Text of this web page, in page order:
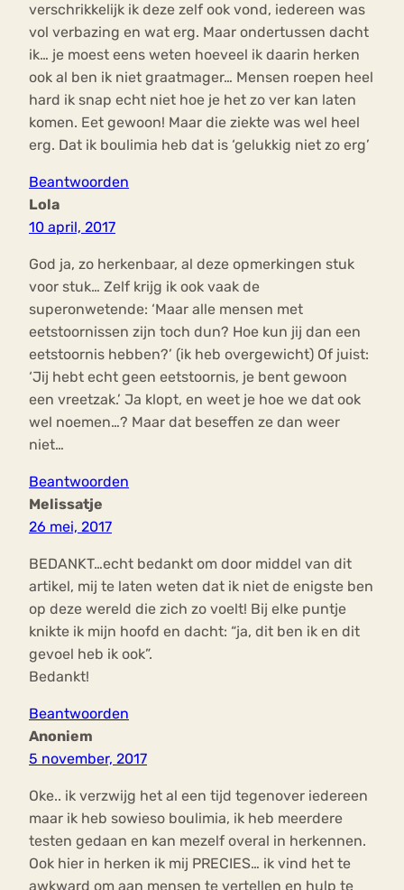
verschrikkelijk ik deze zelf ook vond, iedereen was
vol verbazing en wat erg. Maar ondertussen dacht
ik… je moest eens weten hoeveel ik daarin herken
ook al ben ik niet graatmager… Mensen roepen heel
hard ik snap echt niet hoe je het zo ver kan laten
komen. Eet gewoon! Maar die ziekte was wel heel
erg. Dat ik boulimia heb dat is ‘gelukkig niet zo erg’
Beantwoorden
Lola
10 april, 2017
God ja, zo herkenbaar, al deze opmerkingen stuk
voor stuk… Zelf krijg ik ook vaak de
superonwetende: ‘Maar alle mensen met
eetstoornissen zijn toch dun? Hoe kun jij dan een
eetstoornis hebben?’ (ik heb overgewicht) Of juist:
‘Jij hebt echt geen eetstoornis, je bent gewoon
een vreetzak.’ Ja klopt, en weet je hoe we dat ook
wel noemen…? Maar dat beseffen ze dan weer
niet…
Beantwoorden
Melissatje
26 mei, 2017
BEDANKT…echt bedankt om door middel van dit
artikel, mij te laten weten dat ik niet de enigste ben
op deze wereld die zich zo voelt! Bij elke puntje
knikte ik mijn hoofd en dacht: “ja, dit ben ik en dit
gevoel heb ik ook”.
Bedankt!
Beantwoorden
Anoniem
5 november, 2017
Oke.. ik verzwijg het al een tijd tegenover iedereen
maar ik heb sowieso boulimia, ik heb meerdere
testen gedaan en kan mezelf overal in herkennen.
Ook hier in herken ik mij PRECIES… ik vind het te
awkward om aan mensen te vertellen en hulp te